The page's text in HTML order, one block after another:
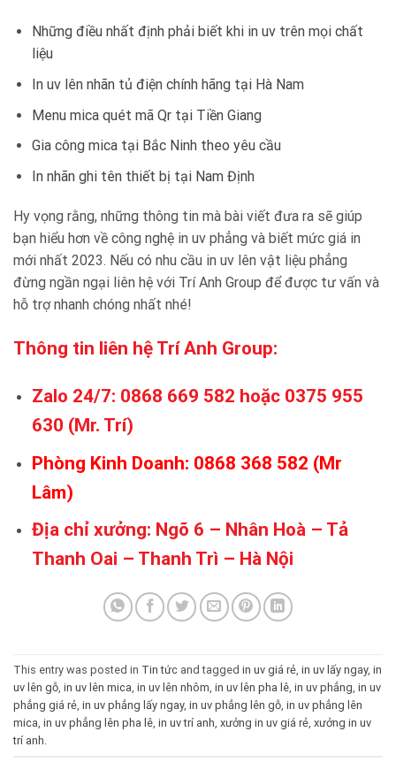
Những điều nhất định phải biết khi in uv trên mọi chất
liệu
In uv lên nhãn tủ điện chính hãng tại Hà Nam
Menu mica quét mã Qr tại Tiền Giang
Gia công mica tại Bắc Ninh theo yêu cầu
In nhãn ghi tên thiết bị tại Nam Định
Hy vọng rằng, những thông tin mà bài viết đưa ra sẽ giúp
bạn hiểu hơn về công nghệ in uv phẳng và biết mức giá in
mới nhất 2023. Nếu có nhu cầu in uv lên vật liệu phẳng
đừng ngần ngại liên hệ với Trí Anh Group để được tư vấn và
hỗ trợ nhanh chóng nhất nhé!
Thông tin liên hệ Trí Anh Group:
Zalo 24/7: 0868 669 582 hoặc 0375 955
630 (Mr. Trí)
Phòng Kinh Doanh: 0868 368 582 (Mr
Lâm)
Địa chỉ xưởng: Ngõ 6 – Nhân Hoà – Tả
Thanh Oai – Thanh Trì – Hà Nội
This entry was posted in Tin tức and tagged in uv giá rẻ in uv lấy ngay, in
uv lên gỗ in uv lên mica in uv lên nhôm in uv lên pha lê in uv phẳng in uv
phẳng giá rẻ in uv phẳng lấy ngay, in uv phẳng lên gỗ in uv phẳng lên
mica in uv phẳng lên pha lê in uv trí anh xưởng in uv giá rẻ xưởng in uv
trí anh